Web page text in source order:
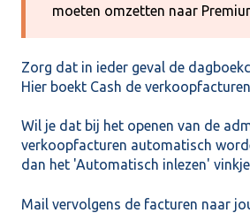
moeten omzetten naar
Zorg dat in ieder geval de
Hier boekt Cash de
Wil je dat bij het openen van de
verkoopfacturen automatisch
dan het 'Automatisch inlezen'
Mail vervolgens de facturen naar